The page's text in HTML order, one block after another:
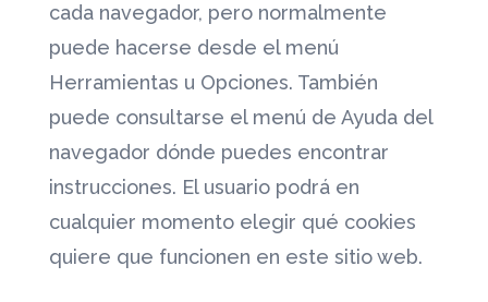
cada navegador, pero normalmente
puede hacerse desde el menú
Herramientas u Opciones. También
puede consultarse el menú de Ayuda del
navegador dónde puedes encontrar
instrucciones. El usuario podrá en
cualquier momento elegir qué cookies
quiere que funcionen en este sitio web.